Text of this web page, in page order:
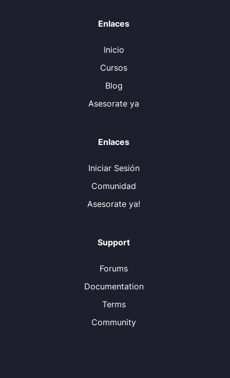
Enlaces
Inicio
Cursos
Blog
Asesorate ya
Enlaces
Iniciar Sesión
Comunidad
Asesorate ya!
Support
Forums
Documentation
Terms
Community